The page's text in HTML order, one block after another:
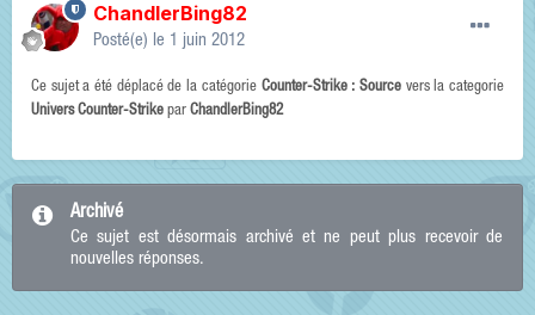
ChandlerBing82
Posté(e) le 1 juin 2012
Ce sujet a été déplacé de la catégorie Counter-Strike : Sourcevers la categorie
Univers Counter-Strike par ChandlerBing82
Archivé
Ce sujet est désormais archivé et ne peut plus recevoir de
nouvelles réponses.